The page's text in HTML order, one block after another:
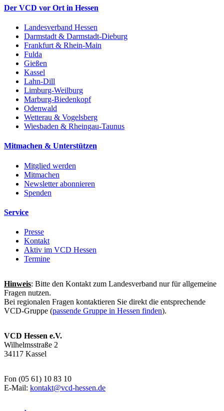
Der VCD vor Ort in Hessen
Landesverband Hessen
Darmstadt & Darmstadt-Dieburg
Frankfurt & Rhein-Main
Fulda
Gießen
Kassel
Lahn-Dill
Limburg-Weilburg
Marburg-Biedenkopf
Odenwald
Wetterau & Vogelsberg
Wiesbaden & Rheingau-Taunus
Mitmachen & Unterstützen
Mitglied werden
Mitmachen
Newsletter abonnieren
Spenden
Service
Presse
Kontakt
Aktiv im VCD Hessen
Termine
Hinweis: Bitte den Kontakt zum Landesverband nur für allgemeine
Fragen nutzen.
Bei regionalen Fragen kontaktieren Sie direkt die entsprechende
VCD-Gruppe (passende Gruppe in Hessen finden).
VCD Hessen e.V.
Wilhelmsstraße 2
34117 Kassel
Fon (05 61) 10 83 10
E-Mail: kontakt@vcd-hessen.de